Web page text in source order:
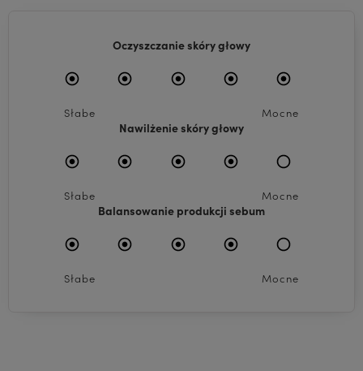
Oczyszczanie skóry głowy
Słabe Mocne
Nawilżenie skóry głowy
Słabe Mocne
Balansowanie produkcji sebum
Słabe Mocne